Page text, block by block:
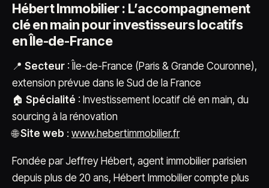
Hébert Immobilier : L’accompagnement
clé en main pour investisseurs locatifs
en Île-de-France
📍 Secteur : Île-de-France (Paris & Grande Couronne),
extension prévue dans le Sud de la France
🏠 Spécialité : Investissement locatif clé en main, du
sourcing à la rénovation
🌐Site web : www.hebertimmobilier.fr
Fondée par Jeffrey Hébert, agent immobilier parisien
depuis plus de 20 ans, Hébert Immobilier compte plus